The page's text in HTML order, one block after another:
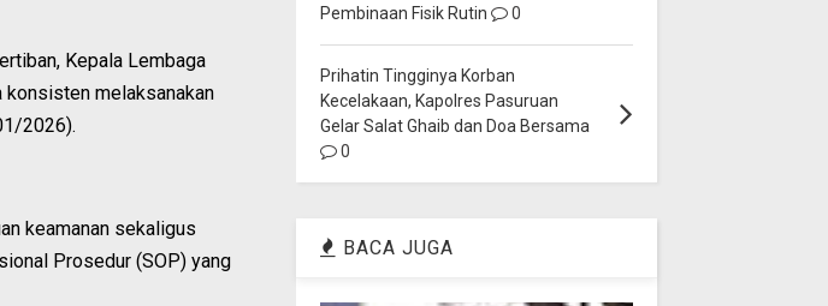
Kepala Lembaga
konsisten melaksanakan
2026).
keamanan sekaligus
Prosedur (SOP) yang
Pembinaan Fisik Rutin
0
Prihatin Tingginya Korban
Kecelakaan, Kapolres Pasuruan
Gelar Salat Ghaib dan Doa Bersama
0
BACA JUGA